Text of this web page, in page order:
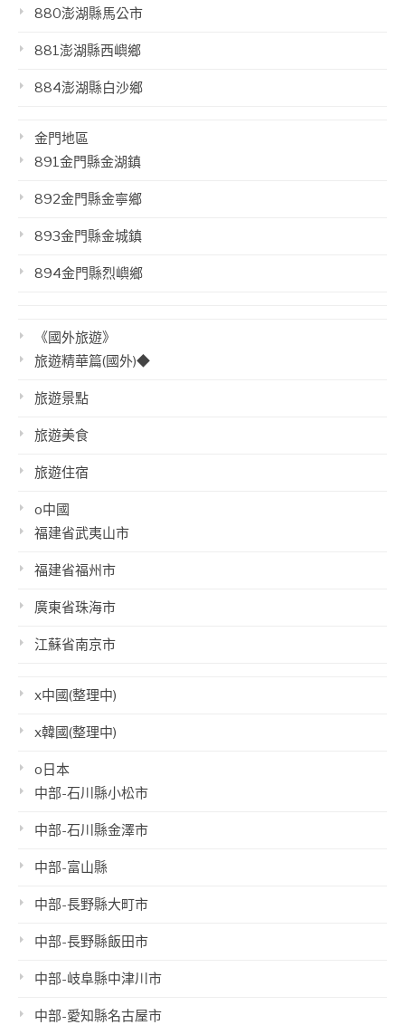
880澎湖縣馬公市
881澎湖縣西嶼鄉
884澎湖縣白沙鄉
金門地區
891金門縣金湖鎮
892金門縣金寧鄉
893金門縣金城鎮
894金門縣烈嶼鄉
《國外旅遊》
旅遊精華篇(國外)◆
旅遊景點
旅遊美食
旅遊住宿
o中國
福建省武夷山市
福建省福州市
廣東省珠海市
江蘇省南京市
x中國(整理中)
x韓國(整理中)
o日本
中部-石川縣小松市
中部-石川縣金澤市
中部-富山縣
中部-長野縣大町市
中部-長野縣飯田市
中部-岐阜縣中津川市
中部-愛知縣名古屋市